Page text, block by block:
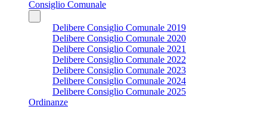
Consiglio Comunale
Delibere Consiglio Comunale 2019
Delibere Consiglio Comunale 2020
Delibere Consiglio Comunale 2021
Delibere Consiglio Comunale 2022
Delibere Consiglio Comunale 2023
Delibere Consiglio Comunale 2024
Delibere Consiglio Comunale 2025
Ordinanze